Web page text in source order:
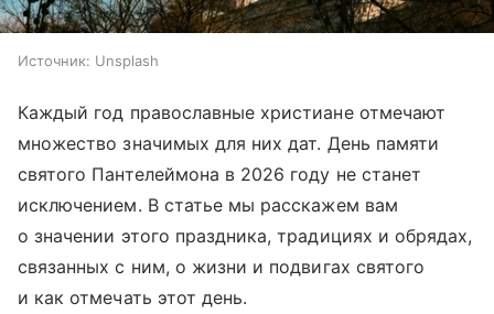
Источник: Unsplash
Каждый год православные христиане отмечают
множество значимых для них дат. День памяти
святого Пантелеймона в 2026 году не станет
исключением. В статье мы расскажем вам
о значении этого праздника, традициях и обрядах,
связанных с ним, о жизни и подвигах святого
и как отмечать этот день.